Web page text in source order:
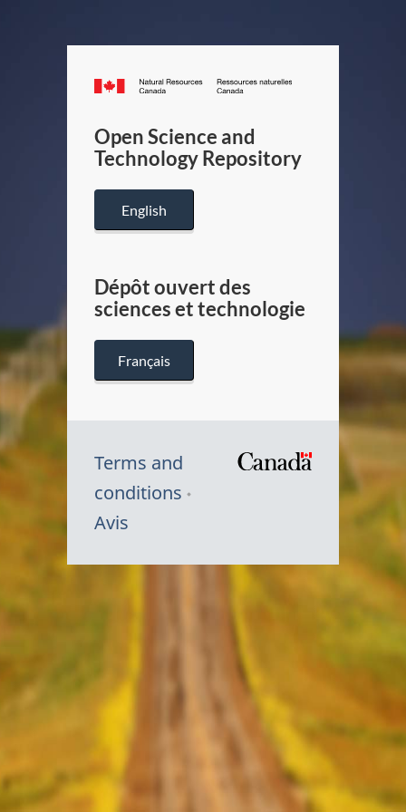
Canada.ca
/
Canada
Open Science and
Technology Repository
English
Dépôt ouvert des
sciences et technologie
Français
Terms and
conditions
Avis
Symbole
Canada